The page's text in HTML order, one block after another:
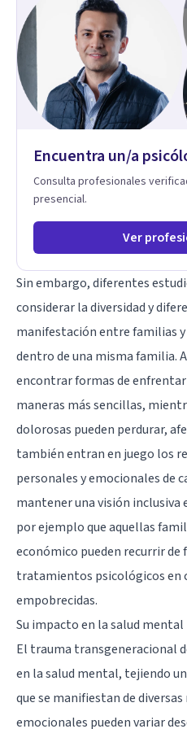
Encuentra un/a
Consulta profesionales
presencial.
Ver
Sin embargo, diferentes
considerar la diversidad y
manifestación entre familias
dentro de una misma familia.
encontrar formas de
maneras más sencillas,
dolorosas pueden perdurar,
también entran en juego los
personales y emocionales de
mantener una visión
por ejemplo que aquellas
económico pueden recurrir de
tratamientos psicológicos en
empobrecidas.
Su impacto en la salud mental
El trauma transgeneracional
en la salud mental, tejiendo
que se manifiestan de diversas
emocionales pueden variar